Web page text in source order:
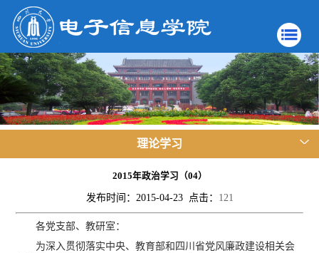
理论学习
2015年政治学习（04）
发布时间：2015-04-23 点击： 121
各党支部、教研室：
为深入贯彻落实中央、教育部和四川省党风廉政建设相关会